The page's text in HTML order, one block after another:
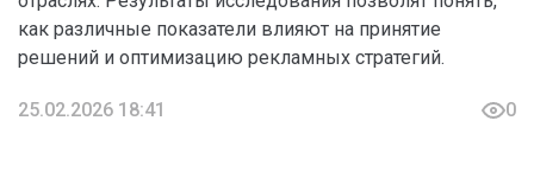
как различные показатели влияют на принятие
решений и оптимизацию рекламных стратегий.
25.02.2026 18:41 0